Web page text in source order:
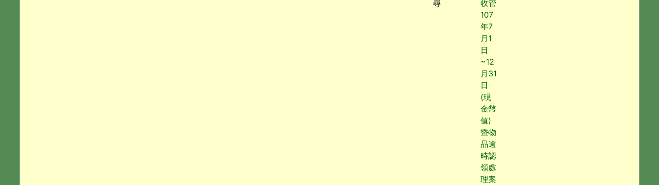
尋
收管
107
年7
月1
日
~12
月31
日
(現
金幣
值)
暨物
品逾
時認
領處
理案